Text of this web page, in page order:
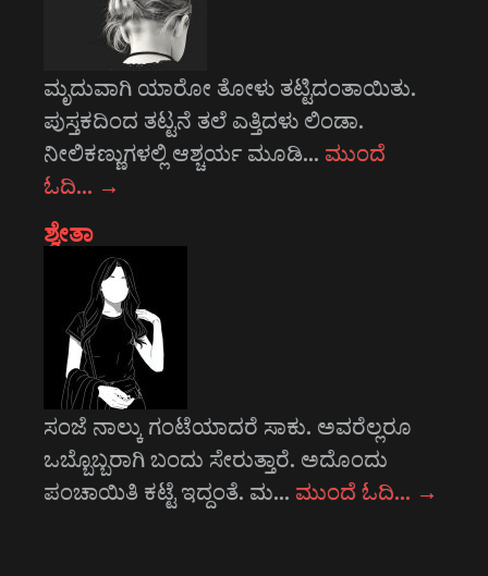
ಮೃದುವಾಗಿ ಯಾರೋ ತೋಳು ತಟ್ಟಿದಂತಾಯಿತು.
ಪುಸ್ತಕದಿಂದ ತಟ್ಟನೆ ತಲೆ ಎತ್ತಿದಳು ಲಿಂಡಾ.
ನೀಲಿಕಣ್ಣುಗಳಲ್ಲಿ ಆಶ್ಚರ್ಯ ಮೂಡಿ… ಮುಂದೆ
ಓದಿ… →
ಶ್ವೇತಾ
ಸಂಜೆ ನಾಲ್ಕು ಗಂಟೆಯಾದರೆ ಸಾಕು. ಅವರೆಲ್ಲರೂ
ಒಬ್ಬೊಬ್ಬರಾಗಿ ಬಂದು ಸೇರುತ್ತಾರೆ. ಅದೊಂದು
ಪಂಚಾಯಿತಿ ಕಟ್ಟೆ ಇದ್ದಂತೆ. ಮ… ಮುಂದೆ ಓದಿ… →